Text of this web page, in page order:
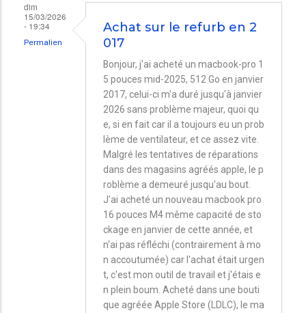
dim
15/03/2026
- 19:34
Permalien
Achat sur le refurb en 2
017
Bonjour, j'ai acheté un macbook-pro 1
5 pouces mid-2025, 512 Go en janvier
2017, celui-ci m'a duré jusqu'à janvier
2026 sans problème majeur, quoi qu
e, si en fait car il a toujours eu un prob
lème de ventilateur, et ce assez vite.
Malgré les tentatives de réparations
dans des magasins agréés apple, le p
roblème a demeuré jusqu'au bout.
J'ai acheté un nouveau macbook pro
16 pouces M4 même capacité de sto
ckage en janvier de cette année, et
n'ai pas réfléchi (contrairement à mo
n accoutumée) car l'achat était urgen
t, c'est mon outil de travail et j'étais e
n plein boum. Acheté dans une bouti
que agréée Apple Store (LDLC), le ma